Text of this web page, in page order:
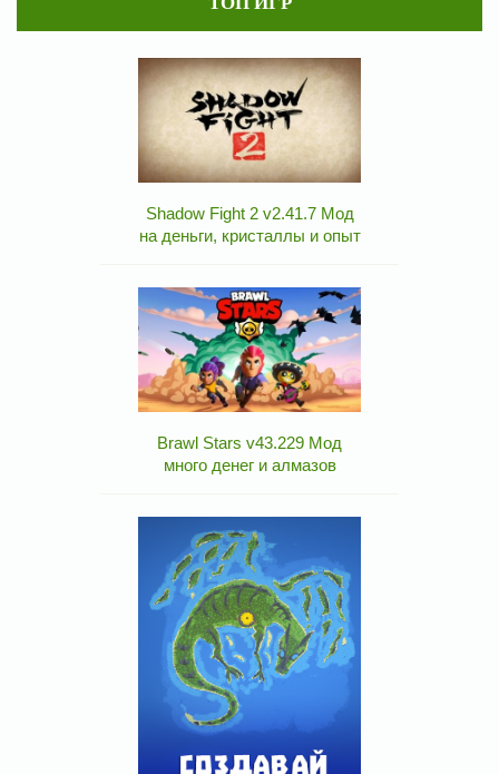
Shadow Fight 2 v2.41.7 Мод
на деньги, кристаллы и опыт
Brawl Stars v43.229 Мод
много денег и алмазов